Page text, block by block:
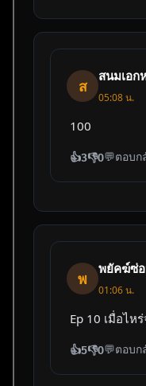
ส
สนมเอก
05:08 น.
100
👍3👎0💬ตอบก
พ
พยัคฆ์ซ่
01:06 น.
Ep 10 เมื่อไห
👍5👎0💬ตอบก